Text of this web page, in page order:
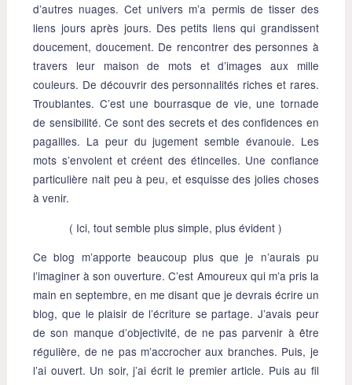
d’autres nuages. Cet univers m’a permis de tisser des
liens jours après jours. Des petits liens qui grandissent
doucement, doucement. De rencontrer des personnes à
travers leur maison de mots et d’images aux mille
couleurs. De découvrir des personnalités riches et rares.
Troublantes. C’est une bourrasque de vie, une tornade
de sensibilité. Ce sont des secrets et des confidences en
pagailles. La peur du jugement semble évanouie. Les
mots s’envolent et créent des étincelles. Une confiance
particulière nait peu à peu, et esquisse des jolies choses
à venir.
( Ici, tout semble plus simple, plus évident )
Ce blog m’apporte beaucoup plus que je n’aurais pu
l’imaginer à son ouverture. C’est Amoureux qui m’a pris la
main en septembre, en me disant que je devrais écrire un
blog, que le plaisir de l’écriture se partage. J’avais peur
de son manque d’objectivité, de ne pas parvenir à être
régulière, de ne pas m’accrocher aux branches. Puis, je
l’ai ouvert. Un soir, j’ai écrit le premier article. Puis au fil